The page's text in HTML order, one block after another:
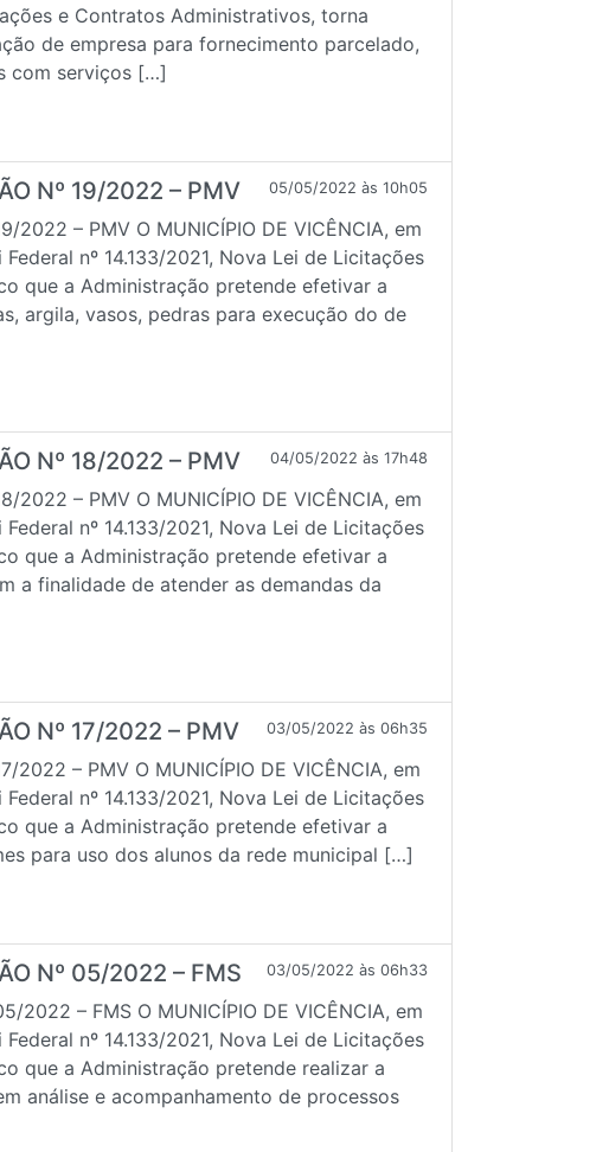
e Contratos Administrativos, torna
de empresa para fornecimento parcelado,
com serviços […]
Nº 19/2022 – PMV 05/05/2022 às 10h05
2022 – PMV O MUNICÍPIO DE VICÊNCIA, em
nº 14.133/2021, Nova Lei de Licitações
que a Administração pretende efetivar a
argila, vasos, pedras para execução do de
Nº 18/2022 – PMV 04/05/2022 às 17h48
2022 – PMV O MUNICÍPIO DE VICÊNCIA, em
nº 14.133/2021, Nova Lei de Licitações
que a Administração pretende efetivar a
a finalidade de atender as demandas da
Nº 17/2022 – PMV 03/05/2022 às 06h35
2022 – PMV O MUNICÍPIO DE VICÊNCIA, em
nº 14.133/2021, Nova Lei de Licitações
que a Administração pretende efetivar a
para uso dos alunos da rede municipal […]
Nº 05/2022 – FMS 03/05/2022 às 06h33
2022 – FMS O MUNICÍPIO DE VICÊNCIA, em
nº 14.133/2021, Nova Lei de Licitações
que a Administração pretende realizar a
análise e acompanhamento de processos